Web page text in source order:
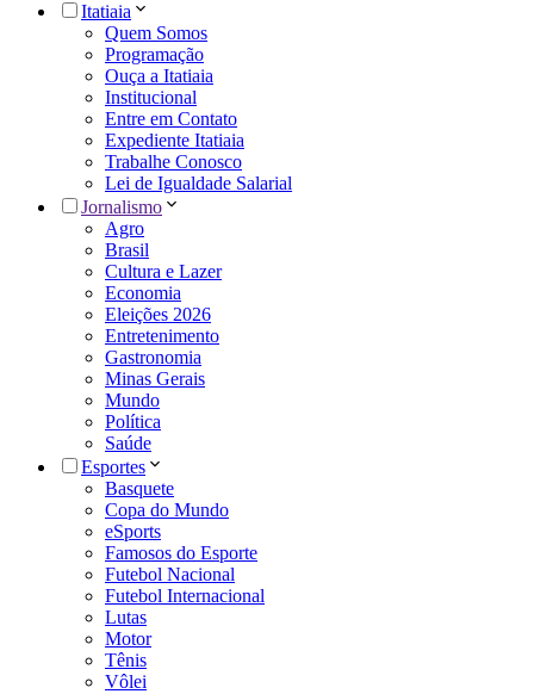
Itatiaia
Quem Somos
Programação
Ouça a Itatiaia
Institucional
Entre em Contato
Expediente Itatiaia
Trabalhe Conosco
Lei de Igualdade Salarial
Jornalismo
Agro
Brasil
Cultura e Lazer
Economia
Eleições 2026
Entretenimento
Gastronomia
Minas Gerais
Mundo
Política
Saúde
Esportes
Basquete
Copa do Mundo
eSports
Famosos do Esporte
Futebol Nacional
Futebol Internacional
Lutas
Motor
Tênis
Vôlei